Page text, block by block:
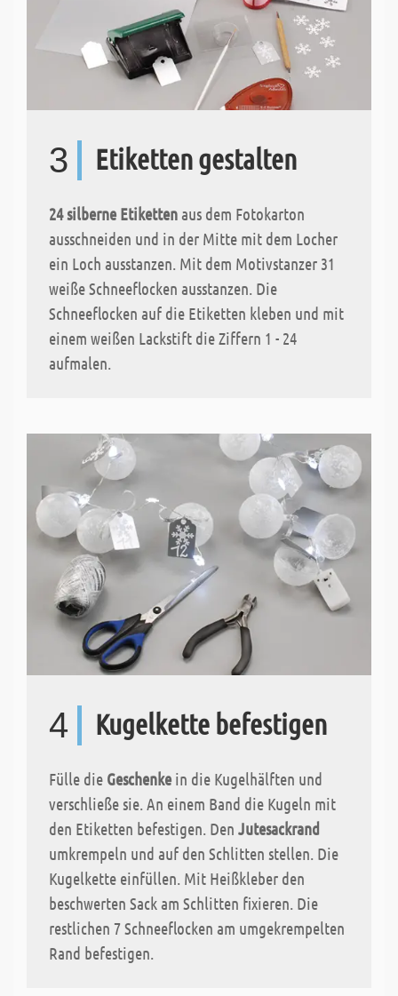
3 Etiketten gestalten
24 silberne Etikettenaus dem Fotokarton
ausschneiden und in der Mitte mit dem Locher
ein Loch ausstanzen. Mit dem Motivstanzer 31
weiße Schneeflocken ausstanzen. Die
Schneeflocken auf die Etiketten kleben und mit
einem weißen Lackstift die Ziffern 1 - 24
aufmalen.
4 Kugelkette befestigen
Fülle die Geschenke in die Kugelhälften und
verschließe sie. An einem Band die Kugeln mit
den Etiketten befestigen. Den Jutesackrand
umkrempeln und auf den Schlitten stellen. Die
Kugelkette einfüllen. Mit Heißkleber den
beschwerten Sack am Schlitten fixieren. Die
restlichen 7 Schneeflocken am umgekrempelten
Rand befestigen.